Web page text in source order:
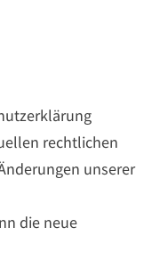
rechtlichen
unserer
die neue